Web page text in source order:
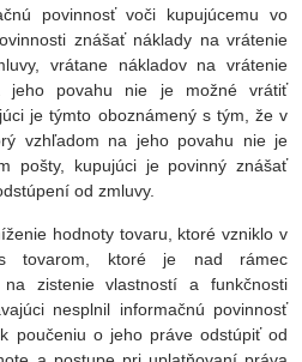
povinnosť voči kupujúcemu vo
znášať náklady na vrátenie
vrátane nákladov na vrátenie
jeho povahu nie je možné vrátiť
je týmto oboznámený s tým, že v
vzhľadom na jeho povahu nie je
pošty, kupujúci je povinný znášať
od zmluvy.
hodnoty tovaru, ktoré vzniklo v
s tovarom, ktoré je nad rámec
na zistenie vlastností a funkčnosti
nesplnil informačnú povinnosť
poučeniu o jeho práve odstúpiť od